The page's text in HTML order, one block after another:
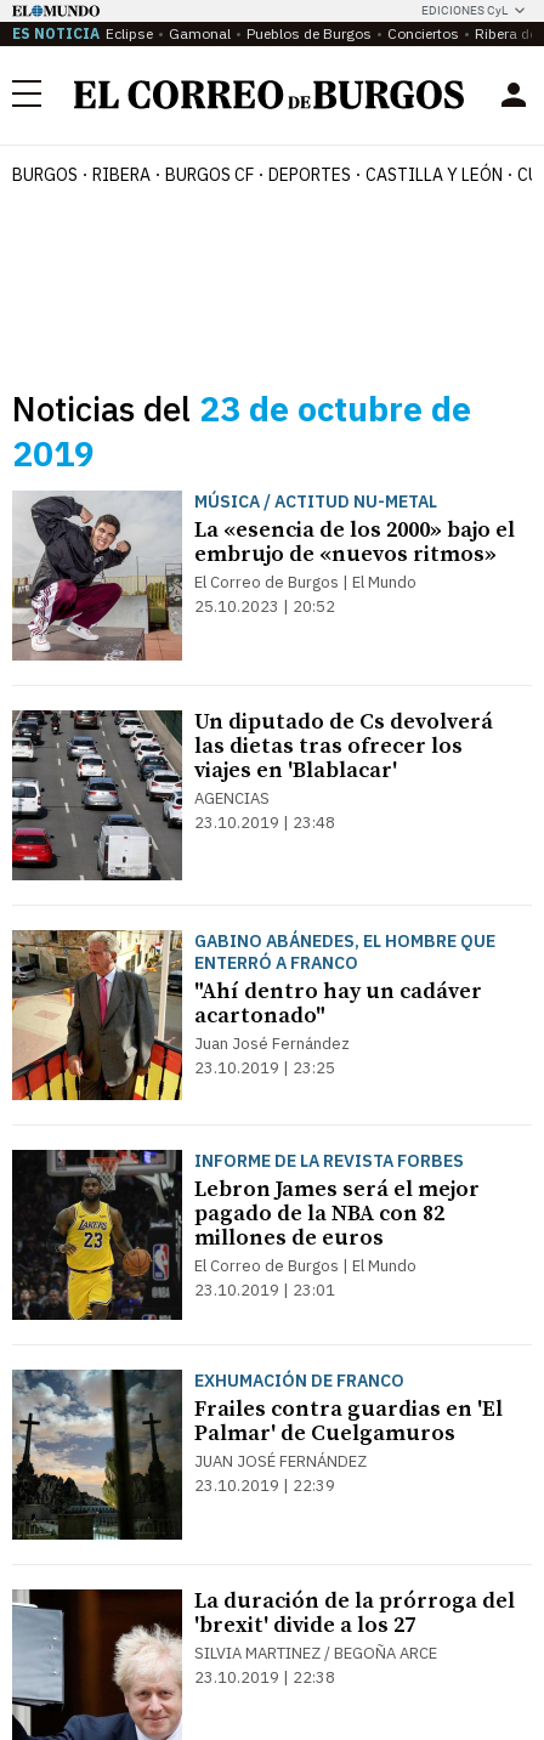
EDICIONES CyL
ES NOTICIA Eclipse Gamonal Pueblos de Burgos Conciertos Ribera del
Menú
BURGOS RIBERA BURGOS CF DEPORTES CASTILLA Y LEÓN
Noticias del 23 de octubre de
2019
MÚSICA / ACTITUD NU-METAL
La «esencia de los 2000» bajo el
embrujo de «nuevos ritmos»
El Correo de Burgos | El Mundo
25.10.2023 | 20:52
Un diputado de Cs devolverá
las dietas tras ofrecer los
viajes en 'Blablacar'
AGENCIAS
23.10.2019 | 23:48
GABINO ABÁNEDES, EL HOMBRE QUE
ENTERRÓ A FRANCO
"Ahí dentro hay un cadáver
acartonado"
Juan José Fernández
23.10.2019 | 23:25
INFORME DE LA REVISTA FORBES
Lebron James será el mejor
pagado de la NBA con 82
millones de euros
El Correo de Burgos | El Mundo
23.10.2019 | 23:01
EXHUMACIÓN DE FRANCO
Frailes contra guardias en 'El
Palmar' de Cuelgamuros
JUAN JOSÉ FERNÁNDEZ
23.10.2019 | 22:39
La duración de la prórroga del
'brexit' divide a los 27
SILVIA MARTINEZ / BEGOÑA ARCE
23.10.2019 | 22:38